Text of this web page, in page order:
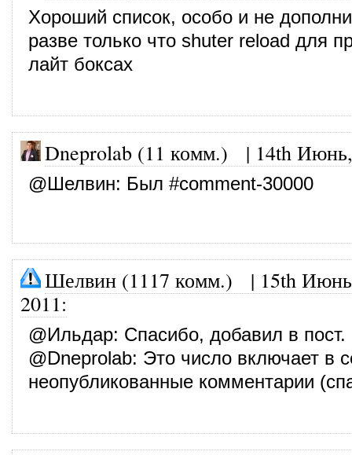
Хороший список, особо и не
разве только что shuter reload для
лайт боксах
Dneprolab (11 комм.) | 14th
@Шелвин: Был #comment-30000
Шелвин (1117 комм.) | 15th
2011:
@Ильдар: Спасибо, добавил в пост.
@Dneprolab: Это число включает в
неопубликованные комментарии